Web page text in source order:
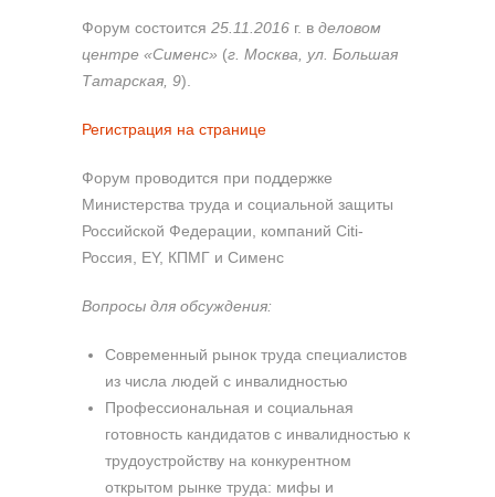
Форум состоится 25.11.2016 г. в деловом
центре «Сименс» (г. Москва, ул. Большая
Татарская, 9).
Регистрация на странице
Форум проводится при поддержке
Министерства труда и социальной защиты
Российской Федерации, компаний Citi-
Россия, ЕY, КПМГ и Сименс
Вопросы для обсуждения:
Современный рынок труда специалистов
из числа людей с инвалидностью
Профессиональная и социальная
готовность кандидатов с инвалидностью к
трудоустройству на конкурентном
открытом рынке труда: мифы и